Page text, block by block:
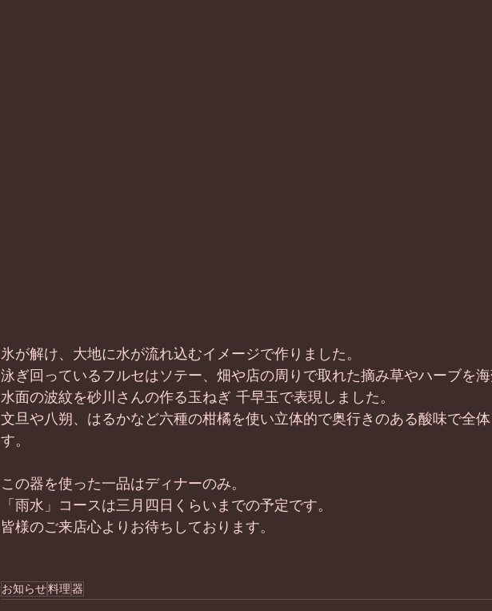
氷が解け、大地に水が流れ込むイメージで作りました。
泳ぎ回っているフルセはソテー、畑や店の周りで取れた摘み草やハーブを
水面の波紋を砂川さんの作る玉ねぎ 千早玉で表現しました。
文旦や八朔、はるかなど六種の柑橘を使い立体的で奥行きのある酸味で全
す。
この器を使った一品はディナーのみ。
「雨水」コースは三月四日くらいまでの予定です。
皆様のご来店心よりお待ちしております。
お知らせ料理器